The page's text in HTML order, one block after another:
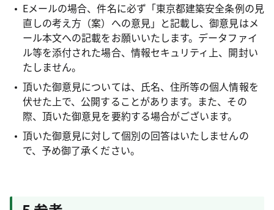
Eメールの場合、件名に必ず「東京都建築安全条例の見
直しの考え方（案）への意見」と記載し、御意見はメ
ール本文への記載をお願いいたします。データファイ
ル等を添付された場合、情報セキュリティ上、開封い
たしません。
頂いた御意見については、氏名、住所等の個人情報を
伏せた上で、公開することがあります。また、その
際、頂いた御意見を要約する場合がございます。
頂いた御意見に対して個別の回答はいたしませんの
で、予め御了承ください。